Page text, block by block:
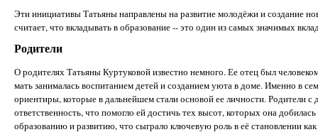
Эти инициативы Татьяны направлены на развитие молодёжи и создание
считает, что вкладывать в образование -- это один из самых значимых
Родители
О родителях Татьяны Куртуковой известно немного. Ее отец был
мать занималась воспитанием детей и созданием уюта в доме. Именно в
ориентиры, которые в дальнейшем стали основой ее личности. Родители с
ответственность, что помогло ей достичь тех высот, которых она
образованию и развитию, что сыграло ключевую роль в её становлении